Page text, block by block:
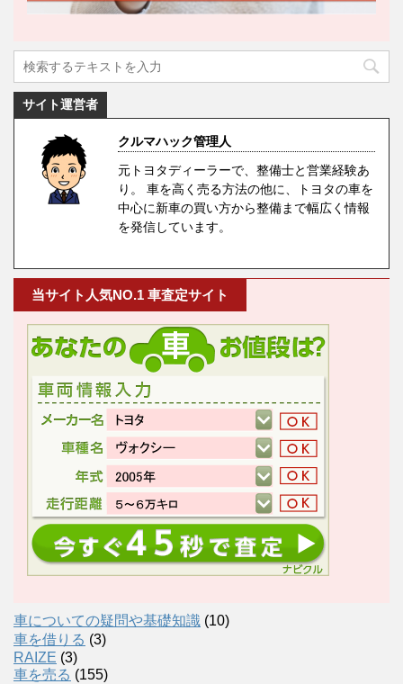
サイト運営者
クルマハック管理人
元トヨタディーラーで、整備士と営業経験あ
り。 車を高く売る方法の他に、トヨタの車を
中心に新車の買い方から整備まで幅広く情報
を発信しています。
当サイト人気NO.1 車査定サイト
車についての疑問や基礎知識 (10)
車を借りる (3)
RAIZE (3)
車を売る (155)